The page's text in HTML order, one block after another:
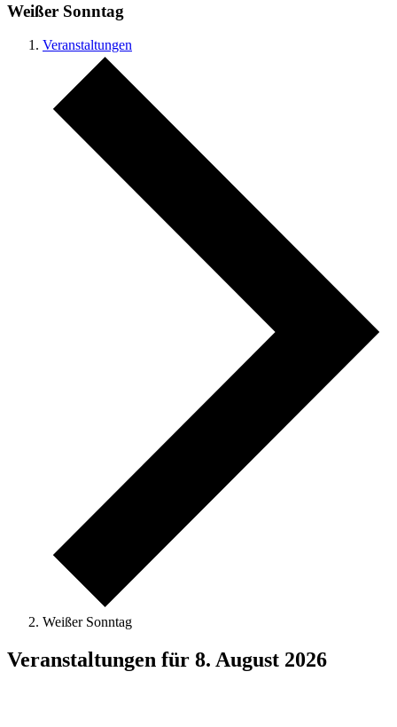
Weißer Sonntag
Veranstaltungen
Weißer Sonntag
Veranstaltungen für 8. August 2026